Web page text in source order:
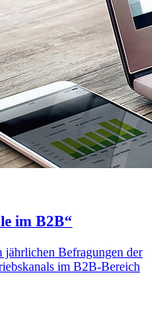
im B2B“
jährlichen Befragungen der
im B2B-Bereich